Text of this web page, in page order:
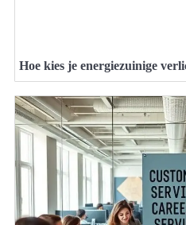
Hoe kies je energiezuinige